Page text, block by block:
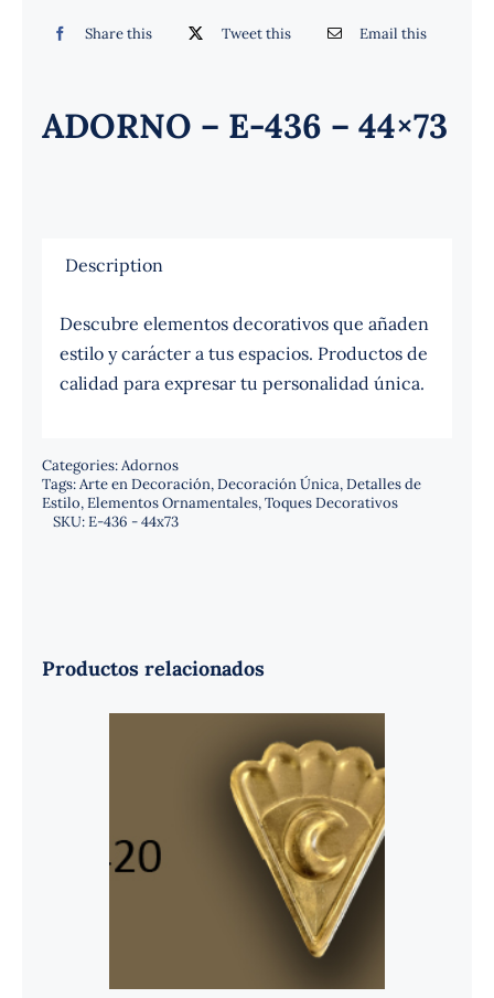
Share this Tweet this Email this
ADORNO – E-436 – 44×73
Description
Descubre elementos decorativos que añaden
estilo y carácter a tus espacios. Productos de
calidad para expresar tu personalidad única.
Categories:Adornos
Tags:Arte en Decoración,Decoración Única,Detalles de
Estilo,Elementos Ornamentales,Toques Decorativos
SKU:E-436 - 44x73
Productos relacionados